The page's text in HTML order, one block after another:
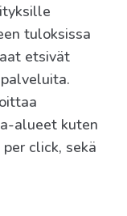
tuloksissa
etsivät
alueet kuten
click, sekä